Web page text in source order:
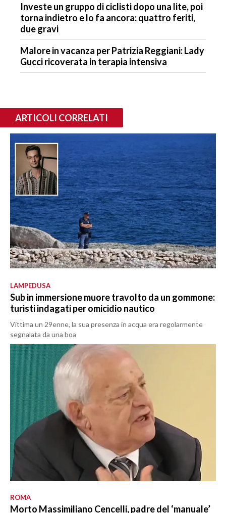
Investe un gruppo di ciclisti dopo una lite, poi
torna indietro e lo fa ancora: quattro feriti,
due gravi
Malore in vacanza per Patrizia Reggiani: Lady
Gucci ricoverata in terapia intensiva
ARTICOLI CORRELATI
LAMPEDUSA
Sub in immersione muore travolto da un gommone:
turisti indagati per omicidio nautico
Vittima un 29enne, la sua presenza in acqua era regolarmente
segnalata da una boa
ROMA
Morto Massimiliano Cencelli, padre del ‘manuale’